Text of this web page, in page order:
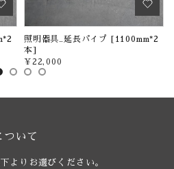
照明器具_延長パイプ [1100mm*2
本]
¥22,000
ついて
よりお選びください。